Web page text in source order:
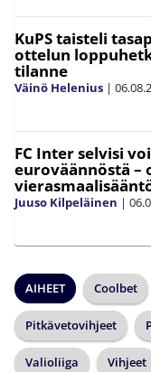
KuPS taisteli
ottelun
tilanne
Väinö Helenius |
FC Inter selvisi
euroväännöstä –
Juuso Kilpeläinen |
AIHEET Coolbet
Pitkävetovihjeet
Valioliiga Vihjeet